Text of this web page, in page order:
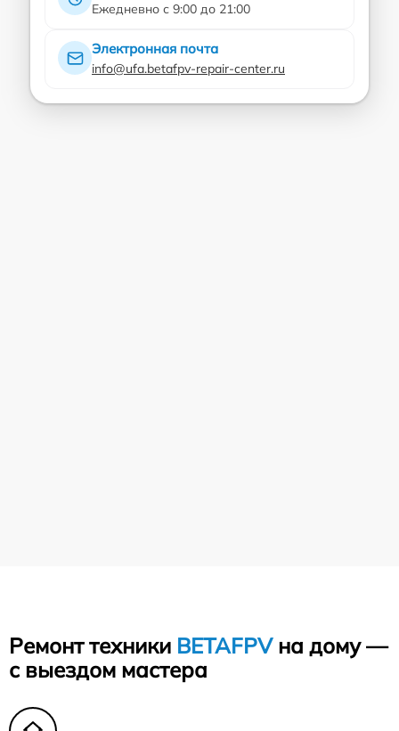
Ежедневно с 9:00 до 21:00
Электронная почта
info@ufa.betafpv-repair-center.ru
Ремонт техники BETAFPVна дому —
с выездом мастера